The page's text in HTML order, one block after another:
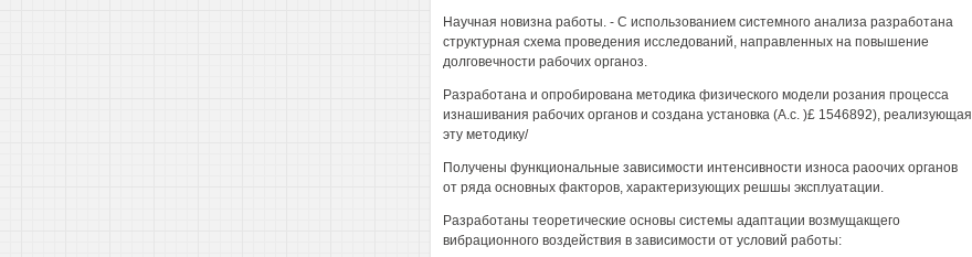
Научная новизна работы. - С использованием системного анализа разработана
структурная схема проведения исследований, направленных на повышение
долговечности рабочих органоз.
Разработана и опробирована методика физического модели розания процесса
изнашивания рабочих органов и создана установка (A.c. )£ 1546892), реализующая
эту методику/
Получены функциональные зависимости интенсивности износа раоочих органов
от ряда основных факторов, характеризующих решшы эксплуатации.
Разработаны теоретические основы системы адаптации возмущакщего
вибрационного воздействия в зависимости от условий работы: